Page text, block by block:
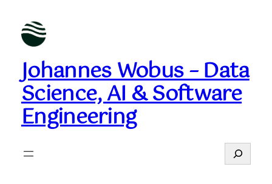
Johannes Wobus – Data
Science, AI & Software
Engineering
Suchen